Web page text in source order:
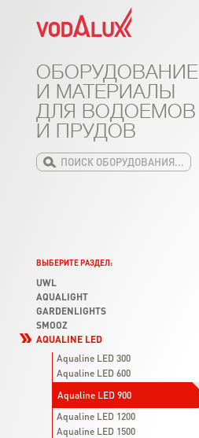
ОБОРУДОВАНИЕ
И МАТЕРИАЛЫ
ДЛЯ ВОДОЕМОВ
И ПРУДОВ
ВЫБЕРИТЕ РАЗДЕЛ:
UWL
AQUALIGHT
GARDENLIGHTS
SMOOZ
AQUALINE LED
Aqualine LED 300
Aqualine LED 600
Aqualine LED 900
Aqualine LED 1200
Aqualine LED 1500